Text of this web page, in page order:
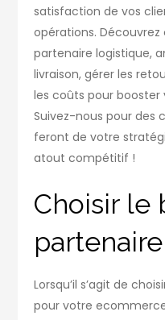
satisfaction de vos
opérations.
partenaire logistique,
livraison, gérer les
les coûts pour
Suivez-nous pour des
feront de votre
atout compétitif !
Choisir le
Lorsqu’il s’agit de
pour votre